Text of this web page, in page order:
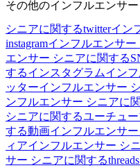
その他のインフルエンサー
シニアに関するtwitterイン
instagramインフルエンサー
エンサー シニアに関する
するインスタグラムイン
ッターインフルエンサー
ンフルエンサー シニアに
シニアに関するユーチュ
する動画インフルエンサー
ィアインフルエンサー シ
サー シニアに関する